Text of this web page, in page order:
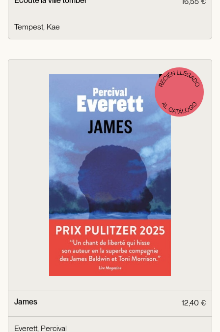
Tempest, Kae
James 12,40 €
Everett, Percival